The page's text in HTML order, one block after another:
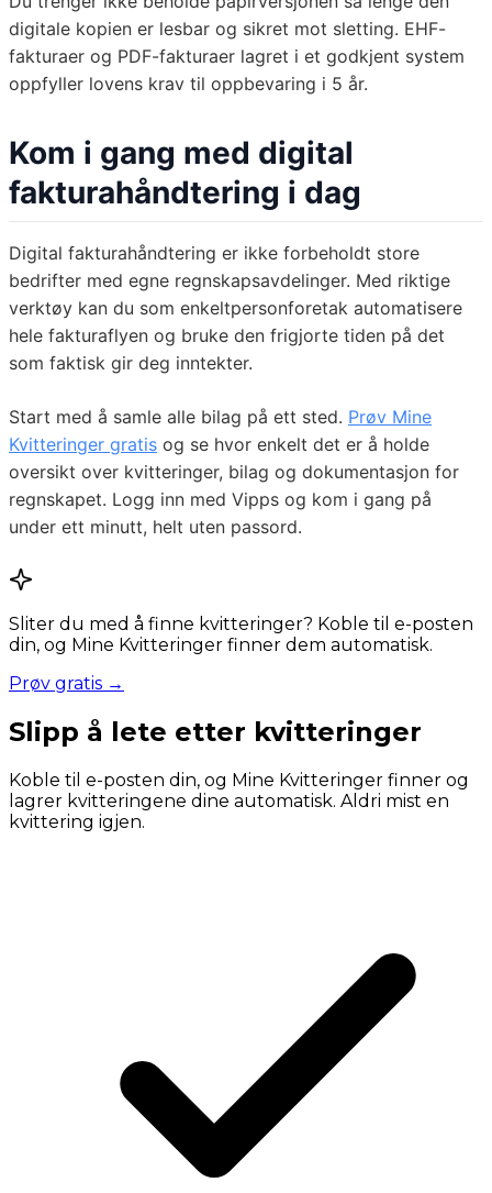
digitale kopien er lesbar og sikret mot sletting. EHF-
fakturaer og PDF-fakturaer lagret i et godkjent system
oppfyller lovens krav til oppbevaring i 5 år.
Kom i gang med digital
fakturahåndtering i dag
Digital fakturahåndtering er ikke forbeholdt store
bedrifter med egne regnskapsavdelinger. Med riktige
verktøy kan du som enkeltpersonforetak automatisere
hele fakturaflyen og bruke den frigjorte tiden på det
som faktisk gir deg inntekter.
Start med å samle alle bilag på ett sted. Prøv Mine
Kvitteringer gratis og se hvor enkelt det er å holde
oversikt over kvitteringer, bilag og dokumentasjon for
regnskapet. Logg inn med Vipps og kom i gang på
under ett minutt, helt uten passord.
Sliter du med å finne kvitteringer? Koble til e-posten
din, og Mine Kvitteringer finner dem automatisk.
Prøv gratis →
Slipp å lete etter kvitteringer
Koble til e-posten din, og Mine Kvitteringer finner og
lagrer kvitteringene dine automatisk. Aldri mist en
kvittering igjen.